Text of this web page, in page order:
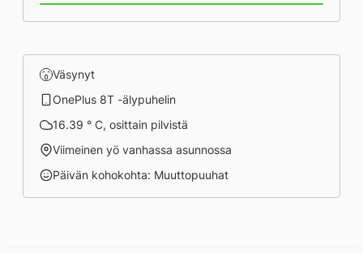
Väsynyt
OnePlus 8T -älypuhelin
16.39 ° C, osittain pilvistä
Viimeinen yö vanhassa asunnossa
Päivän kohokohta: Muuttopuuhat